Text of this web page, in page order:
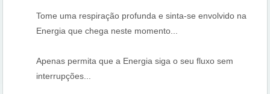
Tome uma respiração profunda e sinta-se envolvido na
Energia que chega neste momento...
Apenas permita que a Energia siga o seu fluxo sem
interrupções...